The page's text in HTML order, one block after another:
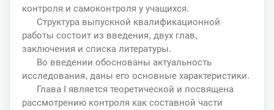
контроля и самоконтроля у учащихся.
Структура выпускной квалификационной
работы состоит из введения, двух глав,
заключения и списка литературы.
Во введении обоснованы актуальность
исследования, даны его основные характеристики.
Глава I является теоретической и посвящена
рассмотрению контроля как составной части